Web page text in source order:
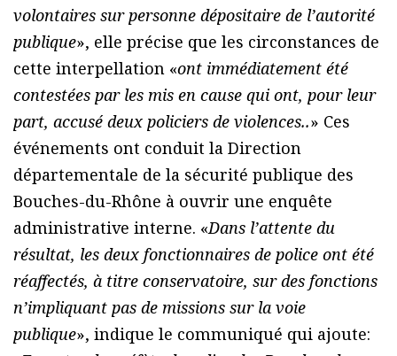
volontaires sur personne dépositaire de l’autorité
publique», elle précise que les circonstances de
cette interpellation «ont immédiatement été
contestées par les mis en cause qui ont, pour leur
part, accusé deux policiers de violences..» Ces
événements ont conduit la Direction
départementale de la sécurité publique des
Bouches-du-Rhône à ouvrir une enquête
administrative interne. «Dans l’attente du
résultat, les deux fonctionnaires de police ont été
réaffectés, à titre conservatoire, sur des fonctions
n’impliquant pas de missions sur la voie
publique», indique le communiqué qui ajoute: